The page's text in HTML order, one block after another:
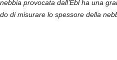
provocata dall’Ebl ha una
di misurare lo spessore della